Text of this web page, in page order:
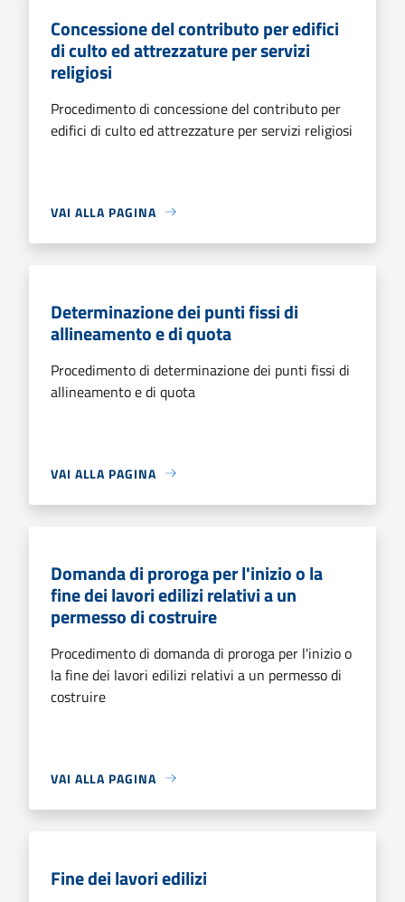
Concessione del contributo per edifici
di culto ed attrezzature per servizi
religiosi
Procedimento di concessione del contributo per
edifici di culto ed attrezzature per servizi religiosi
VAI ALLA PAGINA
Determinazione dei punti fissi di
allineamento e di quota
Procedimento di determinazione dei punti fissi di
allineamento e di quota
VAI ALLA PAGINA
Domanda di proroga per l'inizio o la
fine dei lavori edilizi relativi a un
permesso di costruire
Procedimento di domanda di proroga per l'inizio o
la fine dei lavori edilizi relativi a un permesso di
costruire
VAI ALLA PAGINA
Fine dei lavori edilizi